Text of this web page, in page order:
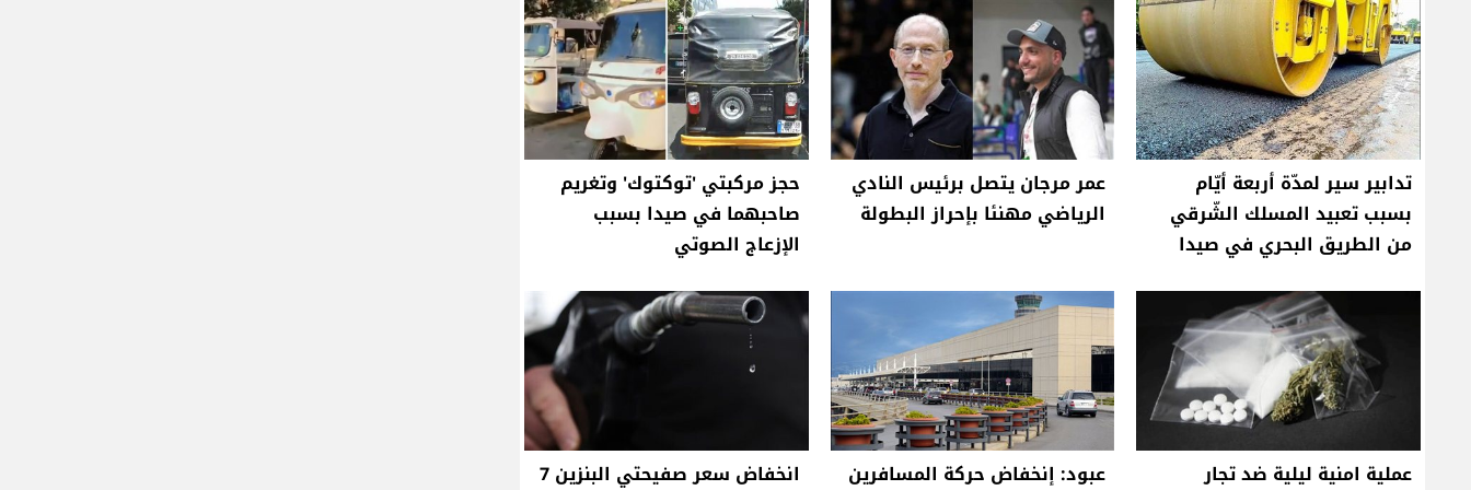
تدابير سير لمدّة أربعة أيّام
بسبب تعبيد المسلك الشّرقي
من الطريق البحري في صيدا
عمر مرجان يتصل برئيس النادي
الرياضي مهنئا بإحراز البطولة
حجز مركبتي 'توكتوك' وتغريم
صاحبهما في صيدا بسبب
الإزعاج الصوتي
عملية امنية ليلية ضد تجار
عبود: إنخفاض حركة المسافرين
انخفاض سعر صفيحتي البنزين 7